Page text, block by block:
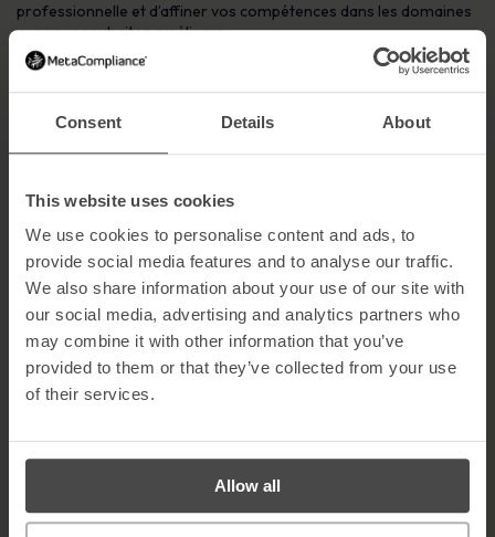
Consent Details About
This website uses cookies
We use cookies to personalise content and ads, to
provide social media features and to analyse our traffic.
We also share information about your use of our site with
our social media, advertising and analytics partners who
may combine it with other information that you’ve
provided to them or that they’ve collected from your use
of their services.
Allow all
professionnelle et d’affiner vos compétences dans les domaines
que vous souhaitez améliorer.
5) Politique du bureau
La vie est courte et nous devrions probablement en tirer le
nous ne nous engageons pas dans les arts sombres de la
« politique de bureau ». Bien sûr, nous sommes ouverts aux
désaccords d’opinion et les suggestions sont toujours les
bienvenues. Nous apprécions également la valeur que des
perspectives différentes peuvent apporter, mais nous avons
tendance à éviter les egos et les agendas personnels, les
divisions, les distractions et les querelles. À l’instar d’Apple et de
Steve Jobs, nous adoptons une approche « no BOZO » et ne
tolérons pas les imbéciles avec bienveillance ! Nous y voyons un
gaspillage d’énergie et de créativité !
MetaCompliance est fière de sa hiérarchie plate. Nous n’avons
pas de niveaux de gestion interminables, vous n’êtes donc pas